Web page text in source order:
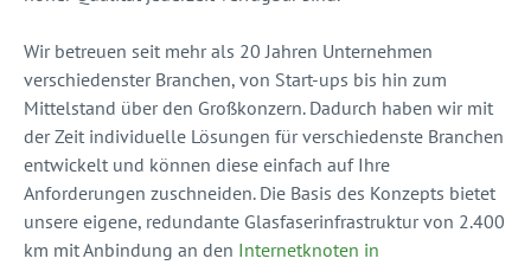
Wir betreuen seit mehr als 20 Jahren Unternehmen
verschiedenster Branchen, von Start-ups bis hin zum
Mittelstand über den Großkonzern. Dadurch haben wir mit
der Zeit individuelle Lösungen für verschiedenste Branchen
entwickelt und können diese einfach auf Ihre
Anforderungen zuschneiden. Die Basis des Konzepts bietet
unsere eigene, redundante Glasfaserinfrastruktur von 2.400
km mit Anbindung an den Internetknoten in